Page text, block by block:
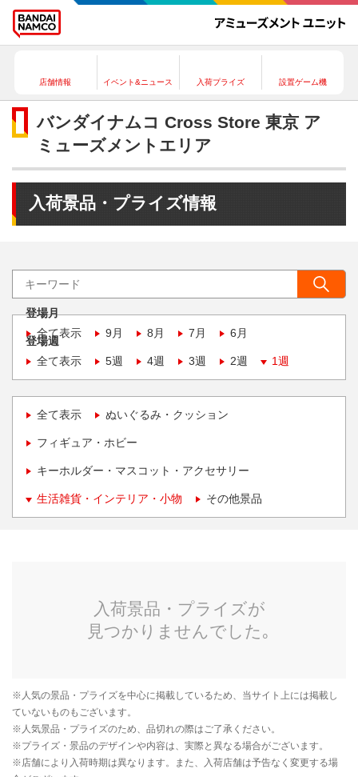
店舗情報 イベント&ニュース 入荷プライズ 設置ゲーム機
バンダイナムコ Cross Store 東京 ア
ミューズメントエリア
入荷景品・プライズ情報
登場月
全て表示
9月 8月 7月 6月
登場週
全て表示
5週 4週 3週 2週 1週
全て表示 ぬいぐるみ・クッション
フィギュア・ホビー
キーホルダー・マスコット・アクセサリー
生活雑貨・インテリア・小物 その他景品